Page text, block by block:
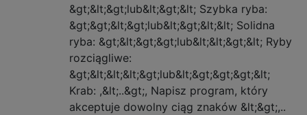
&gt;&lt;&gt;lub&lt;&gt;&lt; Szybka ryba:
&gt;&gt;&lt;&gt;lub&lt;&gt;&lt;&lt; Solidna
ryba: &gt;&lt;&gt;&gt;lub&lt;&lt;&gt;&lt; Ryby
rozciągliwe:
&gt;&lt;&lt;&lt;&gt;lub&lt;&gt;&gt;&gt;&lt;
Krab: ,&lt;..&gt;, Napisz program, który
akceptuje dowolny ciąg znaków &lt;&gt;,..